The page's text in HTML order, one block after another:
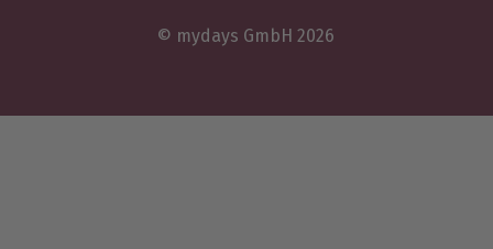
© mydays GmbH 2026